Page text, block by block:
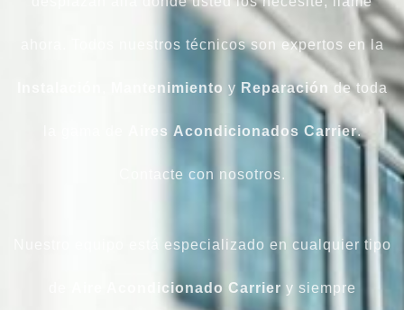
ahora. Todos nuestros técnicos son expertos en la
Mantenimiento y Reparación de toda
Aires Acondicionados Carrier.
Contacte con nosotros.
Nuestro equipo está especializado en cualquier tipo
Aire Acondicionado Carrier y siempre